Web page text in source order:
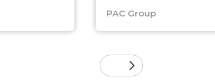
PAC Group